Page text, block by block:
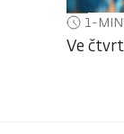
1-
Ve